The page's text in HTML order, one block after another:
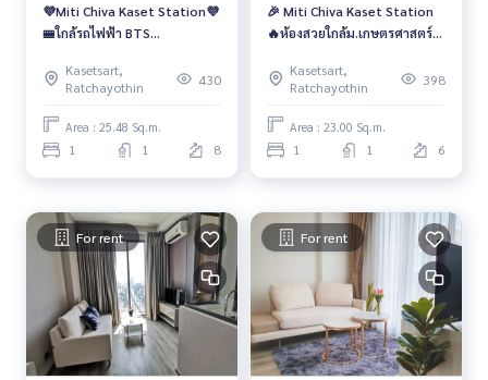
💜Miti Chiva Kaset Station💜
🚝ใกล้รถไฟฟ้า BTS
Kasetsart,
Ratchayothin
430
Area : 25.48 Sq.m.
1 1 8
🎉 Miti Chiva Kaset Station
🔥ห้องสวยใกล้ม.เกษตรศาสตร์
Kasetsart,
Ratchayothin
398
Area : 23.00 Sq.m.
1 1 6
For rent For rent